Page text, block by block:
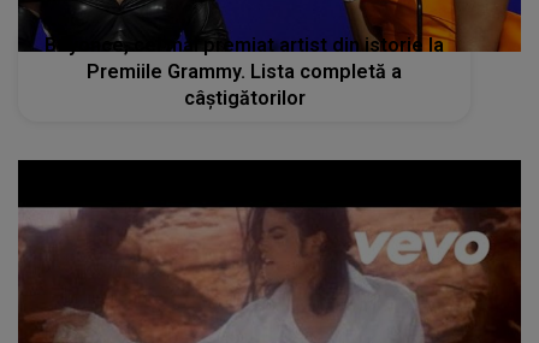
MICHAEL JACKSON - Black Or White